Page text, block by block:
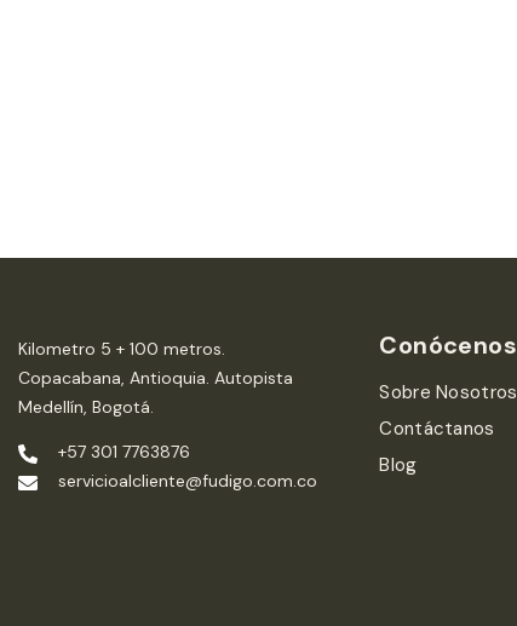
Kilometro 5 + 100 metros.
Copacabana, Antioquia. Autopista
Medellín, Bogotá.
+57 301 7763876
servicioalcliente@fudigo.com.co
Conócenos
Sobre Nosotros
Contáctanos
Blog